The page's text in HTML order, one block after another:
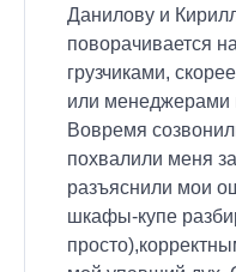
Данилову и
поворачивается
грузчиками,
или менеджерами
Вовремя
похвалили меня
разъяснили мои
шкафы-купе